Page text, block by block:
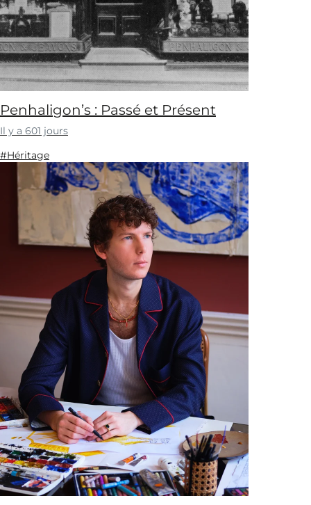
Penhaligon’s : Passé et Présent
Il y a 601 jours
#Héritage